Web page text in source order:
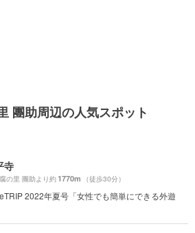
團助周辺の人気スポット
寺
の里 團助より約1770m （徒歩30分）
2022年夏号「女性でも簡単にできる外遊